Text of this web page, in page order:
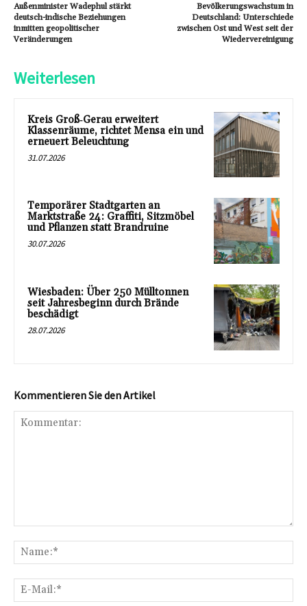
Außenminister Wadephul stärkt
deutsch-indische Beziehungen
inmitten geopolitischer
Veränderungen
Bevölkerungswachstum in
Deutschland: Unterschiede
zwischen Ost und West seit der
Wiedervereinigung
Weiterlesen
Kreis Groß‑Gerau erweitert
Klassenräume, richtet Mensa ein und
erneuert Beleuchtung
31.07.2026
Temporärer Stadtgarten an
Marktstraße 24: Graffiti, Sitzmöbel
und Pflanzen statt Brandruine
30.07.2026
Wiesbaden: Über 250 Mülltonnen
seit Jahresbeginn durch Brände
beschädigt
28.07.2026
Kommentieren Sie den Artikel